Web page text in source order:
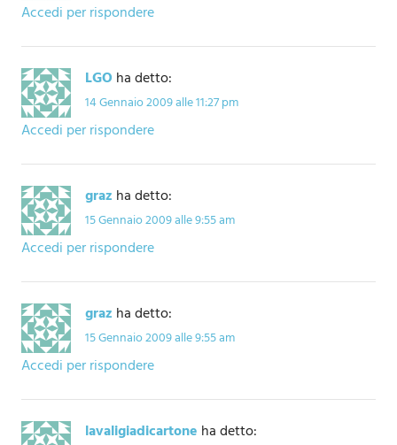
Accedi per rispondere
LGO ha detto:
14 Gennaio 2009 alle 11:27 pm
Accedi per rispondere
graz ha detto:
15 Gennaio 2009 alle 9:55 am
Accedi per rispondere
graz ha detto:
15 Gennaio 2009 alle 9:55 am
Accedi per rispondere
lavaligiadicartone ha detto: